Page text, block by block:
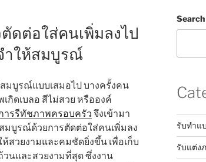
ดต่อใส่คนเพิ่มลงไป
ำให้สมบูรณ์
มบูรณ์แบบเสมอไป บางครั้งคน
กิดเบลอ สีไม่สวย หรือองค์
ารรีทัชภาพครอบครัว จึงเข้ามา
มบูรณ์ด้วยการตัดต่อใส่คนเพิ่มลง
สวยงามและคมชัดยิ่งขึ้น เพื่อเก็บ
นและสวยงามที่สุด ซึ่งงาน
Search
รับทำแ
รับแต่ง